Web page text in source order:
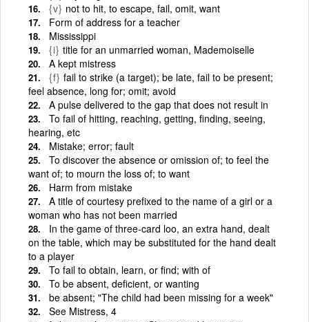
{v} not to hit, to escape, fail, omit, want
Form of address for a teacher
Mississippi
{i} title for an unmarried woman, Mademoiselle
A kept mistress
{f} fail to strike (a target); be late, fail to be present;
feel absence, long for; omit; avoid
A pulse delivered to the gap that does not result in
To fail of hitting, reaching, getting, finding, seeing,
hearing, etc
Mistake; error; fault
To discover the absence or omission of; to feel the
want of; to mourn the loss of; to want
Harm from mistake
A title of courtesy prefixed to the name of a girl or a
woman who has not been married
In the game of three-card loo, an extra hand, dealt
on the table, which may be substituted for the hand dealt
to a player
To fail to obtain, learn, or find; with of
To be absent, deficient, or wanting
be absent; "The child had been missing for a week"
See Mistress, 4